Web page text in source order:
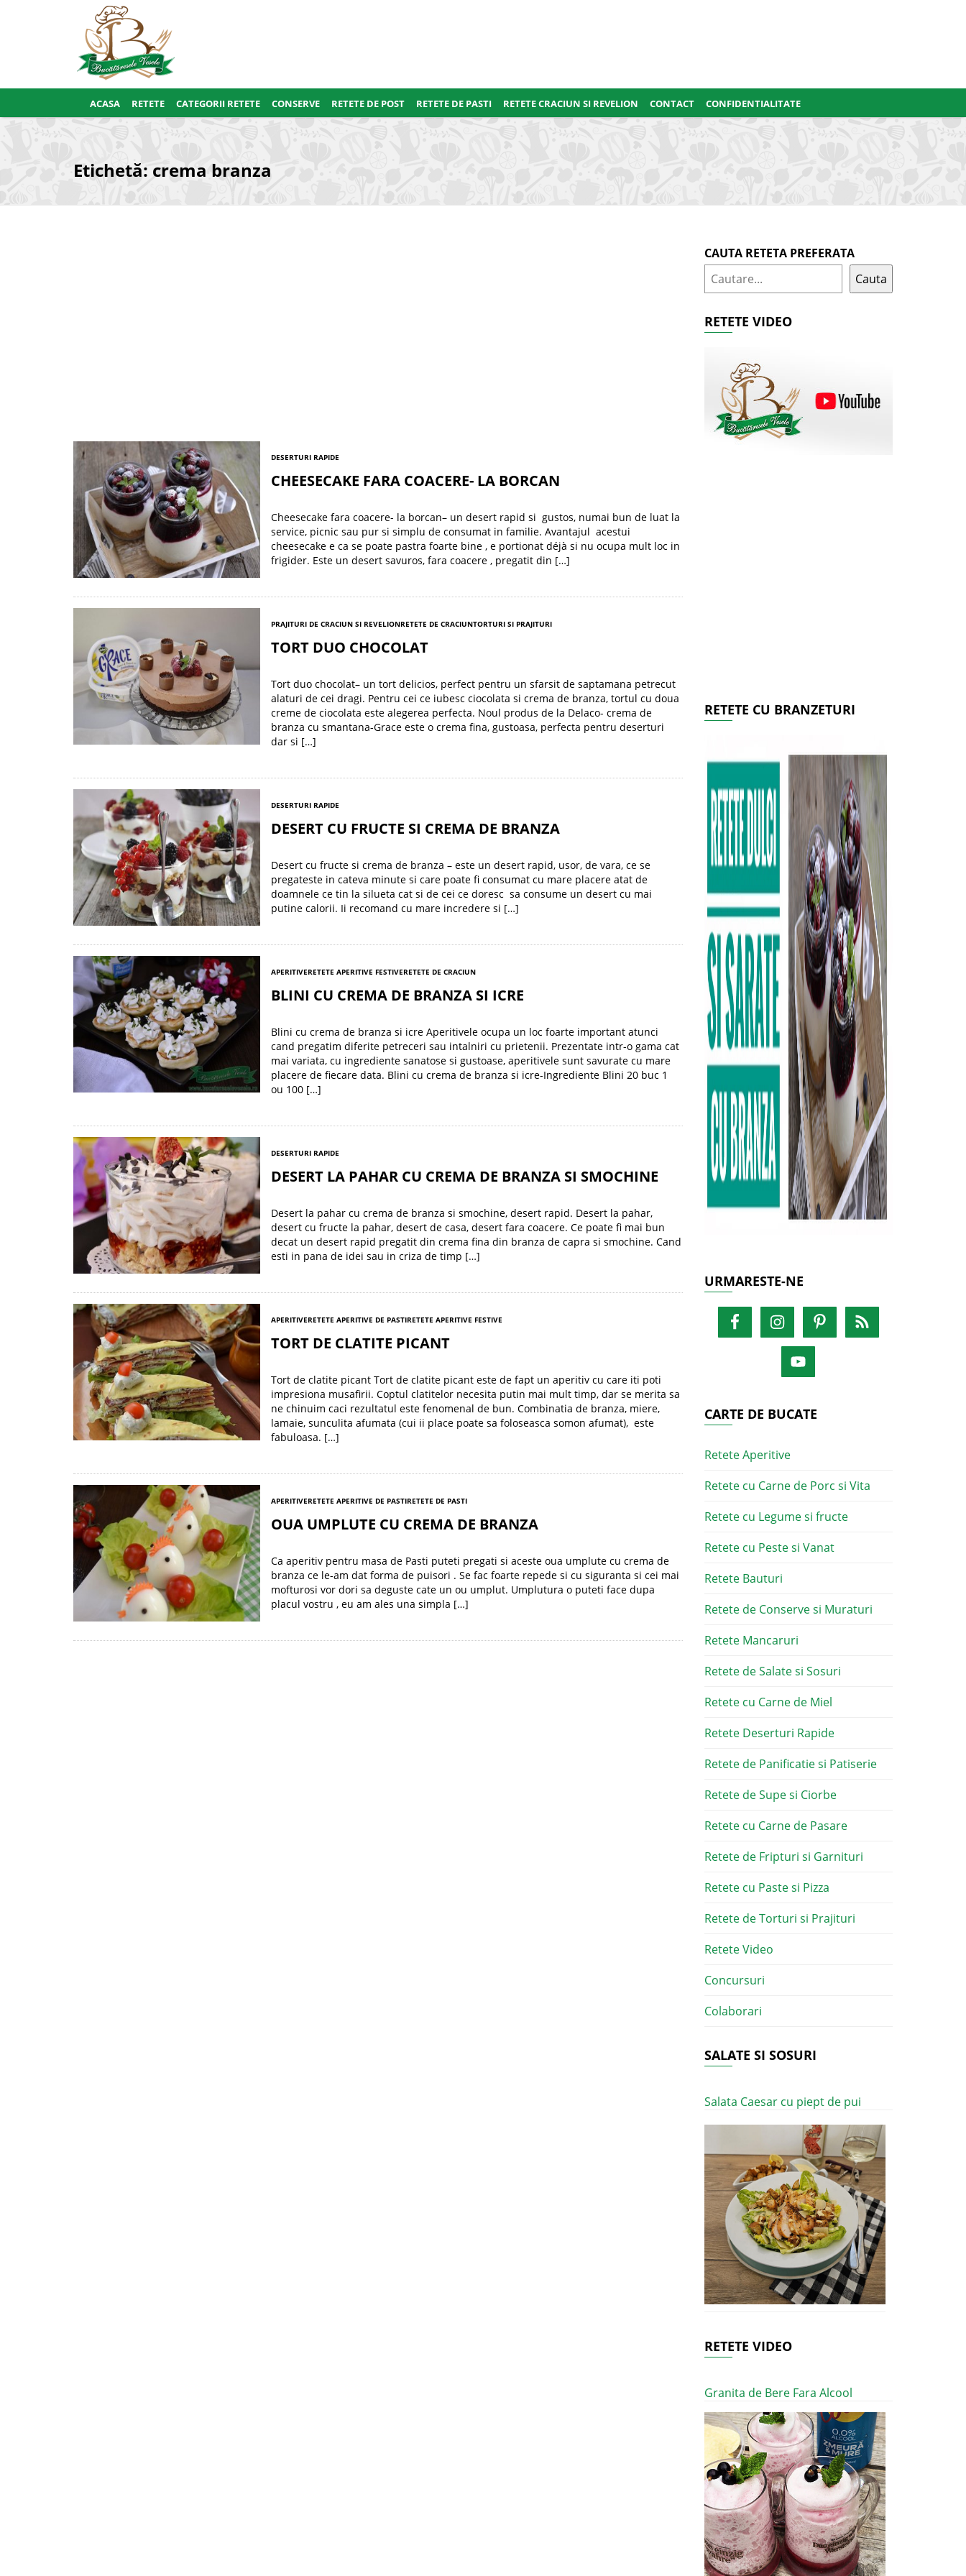
ACASA RETETE CATEGORII RETETE CONSERVE RETETE DE POST RETETE DE PASTI RETETE CRACIUN SI REVELION CONTACT CONFIDENTIALITATE
Etichetă: crema branza
DESERTURI RAPIDE
CHEESECAKE FARA COACERE- LA BORCAN
Cheesecake fara coacere- la borcan– un desert rapid si gustos, numai bun de luat la
service, picnic sau pur si simplu de consumat in familie. Avantajul acestui
cheesecake e ca se poate pastra foarte bine , e portionat déjà si nu ocupa mult loc in
frigider. Este un desert savuros, fara coacere , pregatit din […]
PRAJITURI DE CRACIUN SI REVELIONRETETE DE CRACIUNTORTURI SI PRAJITURI
TORT DUO CHOCOLAT
Tort duo chocolat– un tort delicios, perfect pentru un sfarsit de saptamana petrecut
alaturi de cei dragi. Pentru cei ce iubesc ciocolata si crema de branza, tortul cu doua
creme de ciocolata este alegerea perfecta. Noul produs de la Delaco- crema de
branza cu smantana-Grace este o crema fina, gustoasa, perfecta pentru deserturi
dar si […]
DESERTURI RAPIDE
DESERT CU FRUCTE SI CREMA DE BRANZA
Desert cu fructe si crema de branza – este un desert rapid, usor, de vara, ce se
pregateste in cateva minute si care poate fi consumat cu mare placere atat de
doamnele ce tin la silueta cat si de cei ce doresc sa consume un desert cu mai
putine calorii. Ii recomand cu mare incredere si […]
APERITIVERETETE APERITIVE FESTIVERETETE DE CRACIUN
BLINI CU CREMA DE BRANZA SI ICRE
Blini cu crema de branza si icre Aperitivele ocupa un loc foarte important atunci
cand pregatim diferite petreceri sau intalniri cu prietenii. Prezentate intr-o gama cat
mai variata, cu ingrediente sanatose si gustoase, aperitivele sunt savurate cu mare
placere de fiecare data. Blini cu crema de branza si icre-Ingrediente Blini 20 buc 1
ou 100 […]
DESERTURI RAPIDE
DESERT LA PAHAR CU CREMA DE BRANZA SI SMOCHINE
Desert la pahar cu crema de branza si smochine, desert rapid. Desert la pahar,
desert cu fructe la pahar, desert de casa, desert fara coacere. Ce poate fi mai bun
decat un desert rapid pregatit din crema fina din branza de capra si smochine. Cand
esti in pana de idei sau in criza de timp […]
APERITIVERETETE APERITIVE DE PASTIRETETE APERITIVE FESTIVE
TORT DE CLATITE PICANT
Tort de clatite picant Tort de clatite picant este de fapt un aperitiv cu care iti poti
impresiona musafirii. Coptul clatitelor necesita putin mai mult timp, dar se merita sa
ne chinuim caci rezultatul este fenomenal de bun. Combinatia de branza, miere,
lamaie, sunculita afumata (cui ii place poate sa foloseasca somon afumat), este
fabuloasa. […]
APERITIVERETETE APERITIVE DE PASTIRETETE DE PASTI
OUA UMPLUTE CU CREMA DE BRANZA
Ca aperitiv pentru masa de Pasti puteti pregati si aceste oua umplute cu crema de
branza ce le-am dat forma de puisori . Se fac foarte repede si cu siguranta si cei mai
mofturosi vor dori sa deguste cate un ou umplut. Umplutura o puteti face dupa
placul vostru , eu am ales una simpla […]
CAUTA RETETA PREFERATA
Cauta
RETETE VIDEO
RETETE CU BRANZETURI
URMARESTE-NE
CARTE DE BUCATE
Retete Aperitive
Retete cu Carne de Porc si Vita
Retete cu Legume si fructe
Retete cu Peste si Vanat
Retete Bauturi
Retete de Conserve si Muraturi
Retete Mancaruri
Retete de Salate si Sosuri
Retete cu Carne de Miel
Retete Deserturi Rapide
Retete de Panificatie si Patiserie
Retete de Supe si Ciorbe
Retete cu Carne de Pasare
Retete de Fripturi si Garnituri
Retete cu Paste si Pizza
Retete de Torturi si Prajituri
Retete Video
Concursuri
Colaborari
SALATE SI SOSURI
Salata Caesar cu piept de pui
RETETE VIDEO
Granita de Bere Fara Alcool